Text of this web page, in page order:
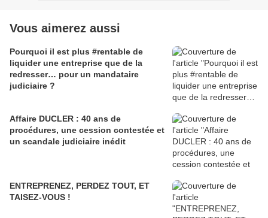
Vous aimerez aussi
Pourquoi il est plus #rentable de
liquider une entreprise que de la
redresser… pour un mandataire
judiciaire ?
Affaire DUCLER : 40 ans de
procédures, une cession contestée et
un scandale judiciaire inédit
ENTREPRENEZ, PERDEZ TOUT, ET
TAISEZ-VOUS !